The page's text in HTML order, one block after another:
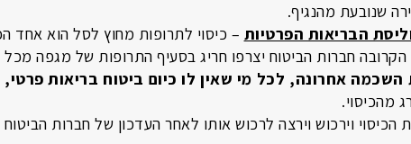
שנובעת מהנגיף.
הבריאות הפרטיות – כיסוי לתרופות מחוץ לסל הוא אחד
הקרובה חברות הביטוח יצרפו חריג בסעיף התרופות של מגפה מכל
השכמה אחרונה, לכל מי שאין לו כיום ביטוח בריאות
מהכיסוי.
הכיסוי וירכוש וירצה לרכוש אותו לאחר העדכון של חברות